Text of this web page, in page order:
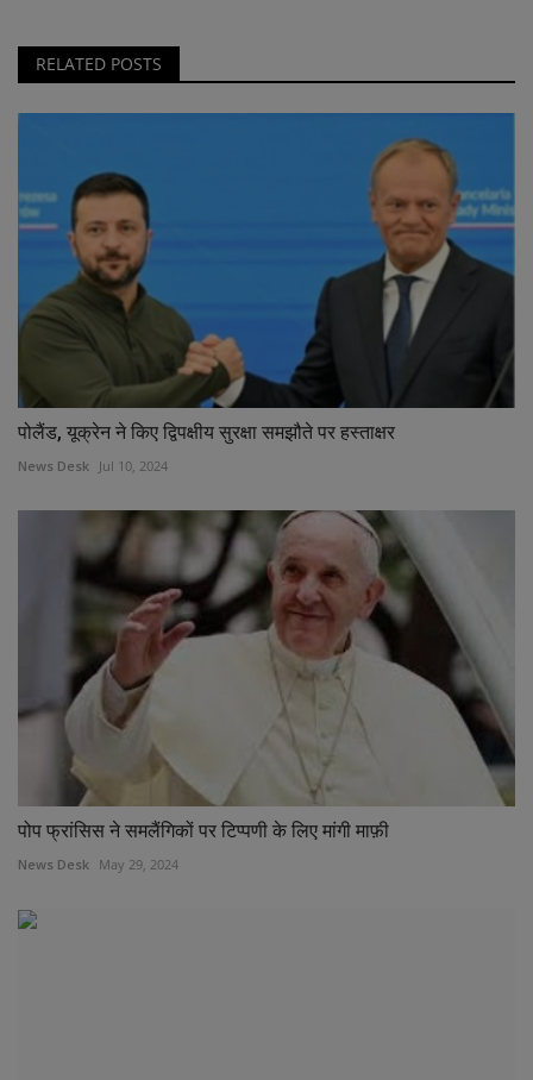
RELATED POSTS
पोलैंड, यूक्रेन ने किए द्विपक्षीय सुरक्षा समझौते पर हस्ताक्षर
News Desk Jul 10, 2024
पोप फ्रांसिस ने समलैंगिकों पर टिप्पणी के लिए मांगी माफ़ी
News Desk May 29, 2024